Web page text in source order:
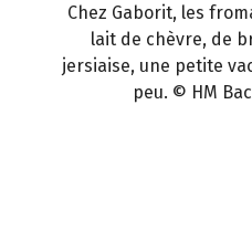
Chez Gaborit, les
lait de chèvre, de
jersiaise, une petite
peu. © HM